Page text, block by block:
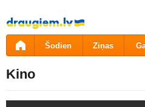
Pāriet
uz
saturu
Šodien Ziņas
Kino